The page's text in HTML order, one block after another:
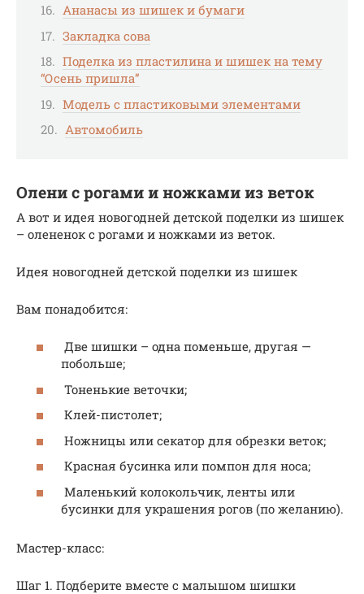
Ананасы из шишек и бумаги
Закладка сова
Поделка из пластилина и шишек на тему
“Осень пришла”
Модель с пластиковыми элементами
Автомобиль
Олени с рогами и ножками из веток
А вот и идея новогодней детской поделки из шишек
– олененок с рогами и ножками из веток.
Идея новогодней детской поделки из шишек
Вам понадобится:
Две шишки – одна поменьше, другая —
побольше;
Тоненькие веточки;
Клей-пистолет;
Ножницы или секатор для обрезки веток;
Красная бусинка или помпон для носа;
Маленький колокольчик, ленты или
бусинки для украшения рогов (по желанию).
Мастер-класс:
Шаг 1. Подберите вместе с малышом шишки